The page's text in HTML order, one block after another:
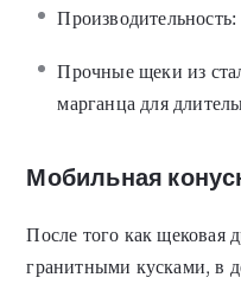
Прочные щеки из
марганца для
Мобильная
После того как щековая
гранитными кусками, в